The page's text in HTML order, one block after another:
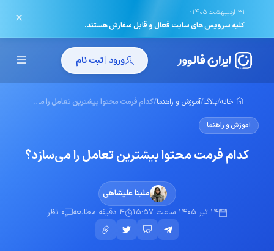
31 اردیبهشت 1405 ·
کلیه سرویس های سایت فعال و قابل سفارش هستند. ✕
ورود | ثبت نام
خانه/بلاگ/آموزش و راهنما/ کدام فرمت محتوا بیشترین تعامل را می‌سازد؟
آموزش و راهنما
کدام فرمت محتوا بیشترین تعامل را می‌سازد؟
ملینا علیشاهی
14 تیر 1405 ساعت 15:57
4 دقیقه مطالعه 0 نظر